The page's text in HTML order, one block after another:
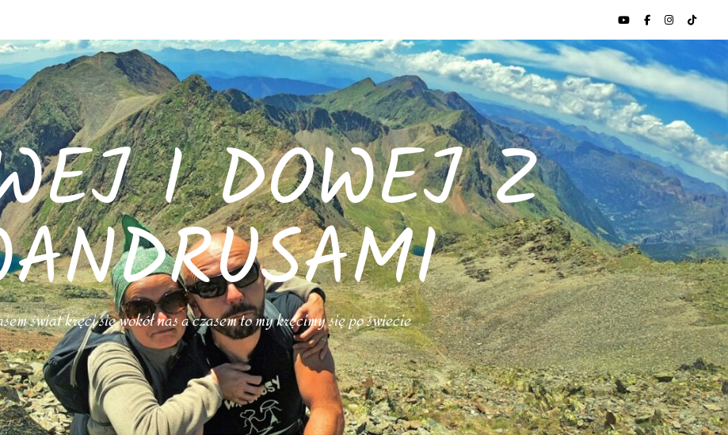
I DOWEJ Z
świat kręci się wokół nas a czasem to my kręcimy się po świecie